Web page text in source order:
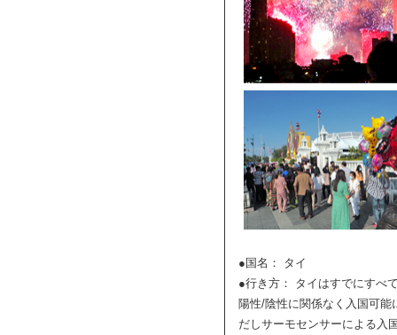
●国名： タイ
●行き方： タイはすでにすべ
陽性/陰性に関係なく入国可
だしサーモセンサーによる入